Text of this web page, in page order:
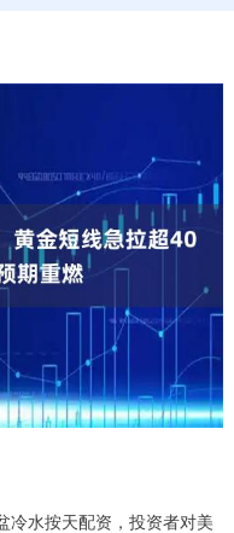
冷水按天配资，投资者对美